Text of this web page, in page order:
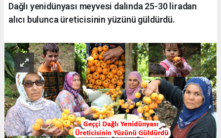
Dağlı yenidünyası meyvesi dalında 25-30 liradan
alıcı bulunca üreticisinin yüzünü güldürdü.